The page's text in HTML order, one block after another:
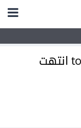
كيف أعرف أن ال token انتهت